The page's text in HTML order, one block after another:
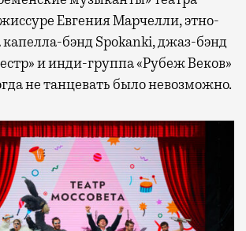
Евгения Марчелли, этно-
бэнд Spokanki, джаз-бэнд
и инди-группа «Рубеж Веков»
не танцевать было невозможно.